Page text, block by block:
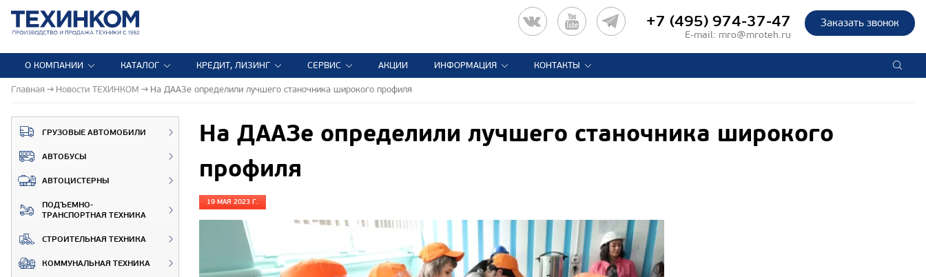
Заказать звонок
+7 (495) 974-37-47
E-mail: mro@mroteh.ru
О КОМПАНИИ КАТАЛОГ КРЕДИТ, ЛИЗИНГ СЕРВИС АКЦИИ ИНФОРМАЦИЯ КОНТАКТЫ
Главная Новости ТЕХИНКОМ На ДААЗе определили лучшего станочника широкого профиля
ГРУЗОВЫЕ АВТОМОБИЛИ
АВТОБУСЫ
АВТОЦИСТЕРНЫ
ПОДЪЕМНО-
ТРАНСПОРТНАЯ ТЕХНИКА
СТРОИТЕЛЬНАЯ ТЕХНИКА
КОММУНАЛЬНАЯ ТЕХНИКА
На ДААЗе определили лучшего станочника широкого
профиля
19 МАЯ 2023 Г.